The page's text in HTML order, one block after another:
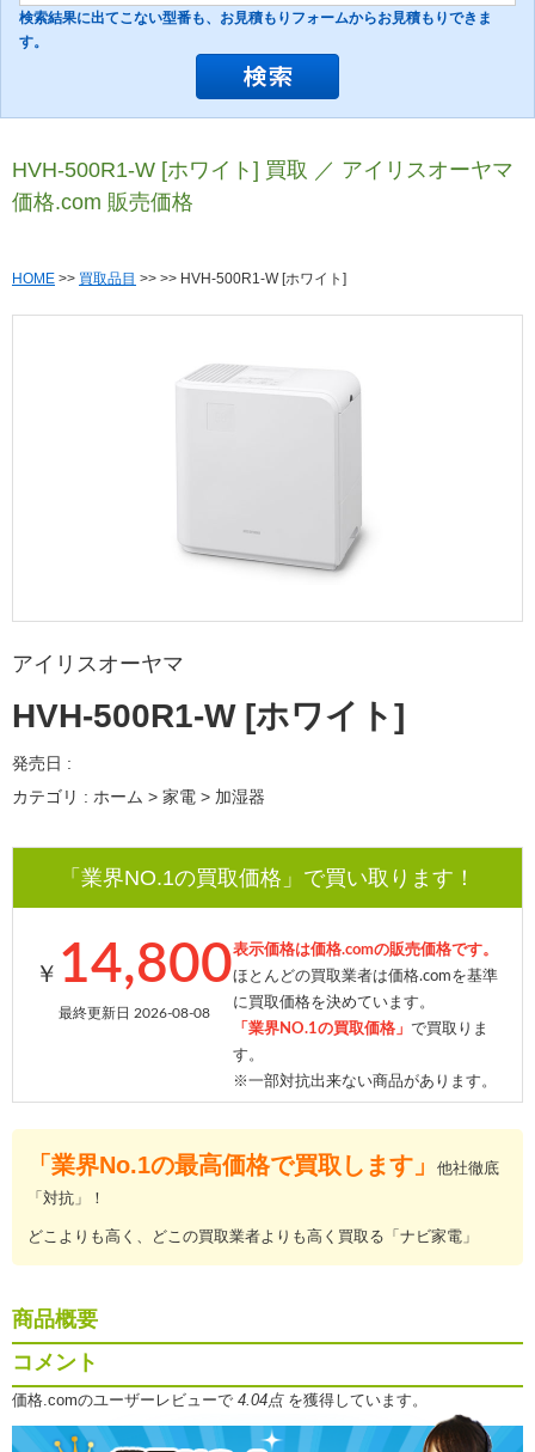
検索結果に出てこない型番も、お見積もりフォームからお見積もりできま
す。
HVH-500R1-W [ホワイト] 買取 ／ アイリスオーヤマ
価格.com 販売価格
HOME >> 買取品目 >> >> HVH-500R1-W [ホワイト]
アイリスオーヤマ
HVH-500R1-W [ホワイト]
発売日 :
カテゴリ : ホーム > 家電 > 加湿器
「業界NO.1の買取価格」で買い取ります！
￥ 14,800
最終更新日 2026-08-08
表示価格は価格.comの販売価格です。
ほとんどの買取業者は価格.comを基準
に買取価格を決めています。
「業界NO.1の買取価格」 で買取りま
す。
※一部対抗出来ない商品があります。
「業界No.1の最高価格で買取します」
他社徹底
「対抗」！
どこよりも高く、どこの買取業者よりも高く買取る「ナビ家電」
商品概要
コメント
価格.comのユーザーレビューで 4.04点を獲得しています。